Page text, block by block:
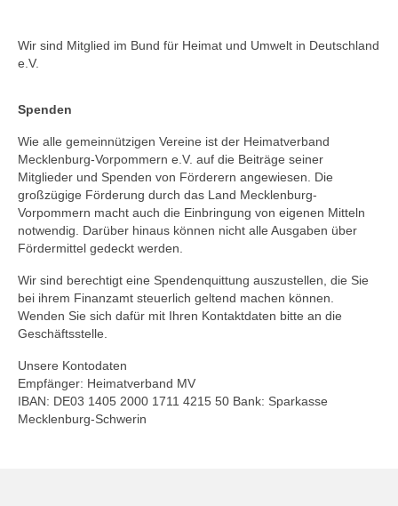
Wir sind Mitglied im Bund für Heimat und Umwelt in Deutschland
e.V.
Spenden
Wie alle gemeinnützigen Vereine ist der Heimatverband
Mecklenburg-Vorpommern e.V. auf die Beiträge seiner
Mitglieder und Spenden von Förderern angewiesen. Die
großzügige Förderung durch das Land Mecklenburg-
Vorpommern macht auch die Einbringung von eigenen Mitteln
notwendig. Darüber hinaus können nicht alle Ausgaben über
Fördermittel gedeckt werden.
Wir sind berechtigt eine Spendenquittung auszustellen, die Sie
bei ihrem Finanzamt steuerlich geltend machen können.
Wenden Sie sich dafür mit Ihren Kontaktdaten bitte an die
Geschäftsstelle.
Unsere Kontodaten
Empfänger: Heimatverband MV
IBAN: DE03 1405 2000 1711 4215 50 Bank: Sparkasse
Mecklenburg-Schwerin